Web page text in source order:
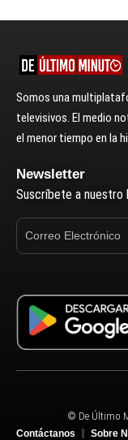
Somos una
televisivos. El medio
el menor tiempo en la
Newsletter
Suscríbete a nuestro
© De Último
Contáctanos
Sobre